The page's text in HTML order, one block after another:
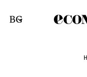
Смяна на език